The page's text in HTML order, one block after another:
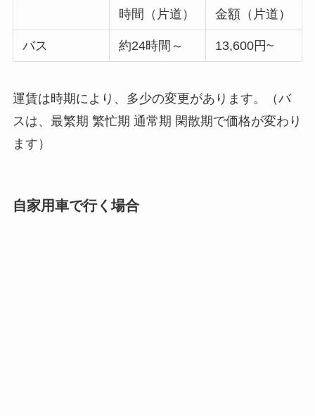
時間（片道） 金額（片道）
バス 約24時間～ 13,600円~
運賃は時期により、多少の変更があります。（バ
スは、最繁期 繁忙期 通常期 閑散期で価格が変わり
ます）
自家用車で行く場合